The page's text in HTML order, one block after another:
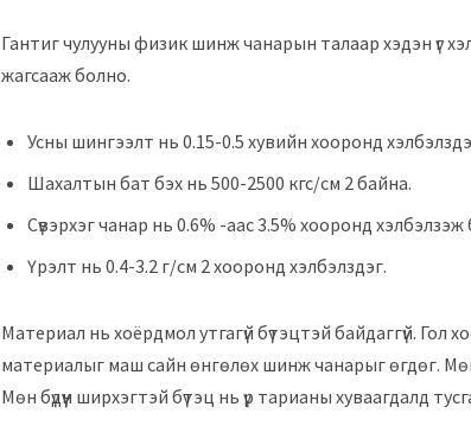
Гантиг чулууны физик шинж чанарын талаар хэдэн үг
жагсааж болно.
Усны шингээлт нь 0.15-0.5 хувийн хооронд
Шахалтын бат бэх нь 500-2500 кгс/см 2 байна.
Сүвэрхэг чанар нь 0.6% -аас 3.5% хооронд хэлбэлзэж
Үрэлт нь 0.4-3.2 г/см 2 хооронд хэлбэлздэг.
Материал нь хоёрдмол утгагүй бүтэцтэй байдаггүй. Гол
материалыг маш сайн өнгөлөх шинж чанарыг өгдөг. Мөн
Мөн бүдүүн ширхэгтэй бүтэц нь үр тарианы хуваагдалд